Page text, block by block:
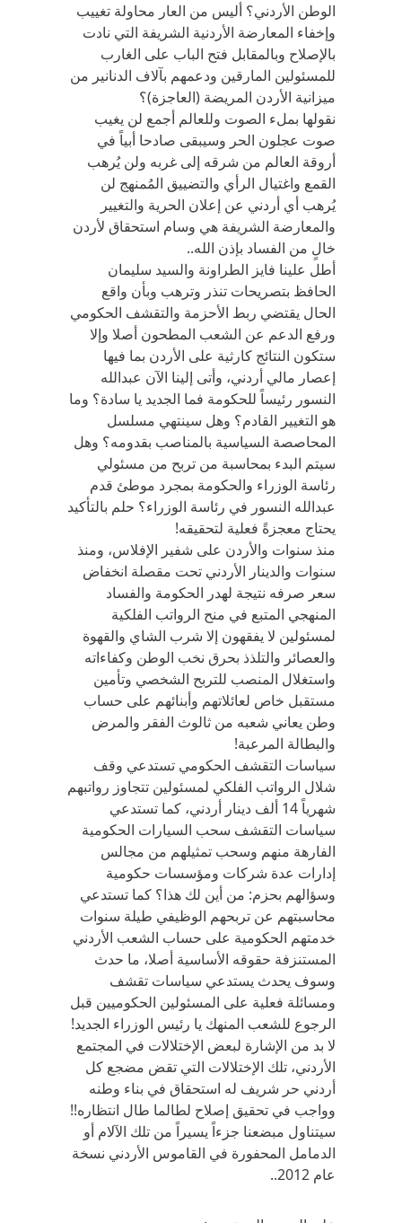
الوطن الأردني؟ أليس من العار محاولة تغييب
وإخفاء المعارضة الأردنية الشريفة التي نادت
بالإصلاح وبالمقابل فتح الباب على الغارب
للمسئولين المارقين ودعمهم بآلاف الدنانير من
ميزانية الأردن المريضة (العاجزة)؟
نقولها بملء الصوت وللعالم أجمع لن يغيب
صوت عجلون الحر وسيبقى صادحا أبياً في
أروقة العالم من شرقه إلى غربه ولن يُرهب
القمع واغتيال الرأي والتضييق المُمنهج لن
يُرهب أي أردني عن إعلان الحرية والتغيير
والمعارضة الشريفة هي وسام استحقاق لأردن
خالٍ من الفساد بإذن الله..
أطل علينا فايز الطراونة والسيد سليمان
الحافظ بتصريحات تنذر وترهب وبأن واقع
الحال يقتضي ربط الأحزمة والتقشف الحكومي
ورفع الدعم عن الشعب المطحون أصلا وإلا
ستكون النتائج كارثية على الأردن بما فيها
إعصار مالي أردني، وأتى إلينا الآن عبدالله
النسور رئيساً للحكومة فما الجديد يا سادة؟ وما
هو التغيير القادم؟ وهل سينتهي مسلسل
المحاصصة السياسية بالمناصب بقدومه؟ وهل
سيتم البدء بمحاسبة من تربح من مسئولي
رئاسة الوزراء والحكومة بمجرد موطئ قدم
عبدالله النسور في رئاسة الوزراء؟ حلم بالتأكيد
يحتاج معجزةً فعلية لتحقيقه!
منذ سنوات والأردن على شفير الإفلاس، ومنذ
سنوات والدينار الأردني تحت مقصلة انخفاض
سعر صرفه نتيجة لهدر الحكومة والفساد
المنهجي المتبع في منح الرواتب الفلكية
لمسئولين لا يفقهون إلا شرب الشاي والقهوة
والعصائر والتلذذ بحرق نخب الوطن وكفاءاته
واستغلال المنصب للتربح الشخصي وتأمين
مستقبل خاص لعائلاتهم وأبنائهم على حساب
وطن يعاني شعبه من ثالوث الفقر والمرض
والبطالة المرعبة!
سياسات التقشف الحكومي تستدعي وقف
شلال الرواتب الفلكي لمسئولين تتجاوز رواتبهم
شهرياً 14 ألف دينار أردني، كما تستدعي
سياسات التقشف سحب السيارات الحكومية
الفارهة منهم وسحب تمثيلهم من مجالس
إدارات عدة شركات ومؤسسات حكومية
وسؤالهم بحزم: من أين لك هذا؟ كما تستدعي
محاسبتهم عن تربحهم الوظيفي طيلة سنوات
خدمتهم الحكومية على حساب الشعب الأردني
المستنزفة حقوقه الأساسية أصلا، ما حدث
وسوف يحدث يستدعي سياسات تقشف
ومسائلة فعلية على المسئولين الحكوميين قبل
الرجوع للشعب المنهك يا رئيس الوزراء الجديد!
لا بد من الإشارة لبعض الإختلالات في المجتمع
الأردني، تلك الإختلالات التي تقض مضجع كل
أردني حر شريف له استحقاق في بناء وطنه
وواجب في تحقيق إصلاح لطالما طال انتظاره!!
سيتناول مبضعنا جزءاً يسيراً من تلك الآلام أو
الدمامل المحفورة في القاموس الأردني نسخة
عام 2012..